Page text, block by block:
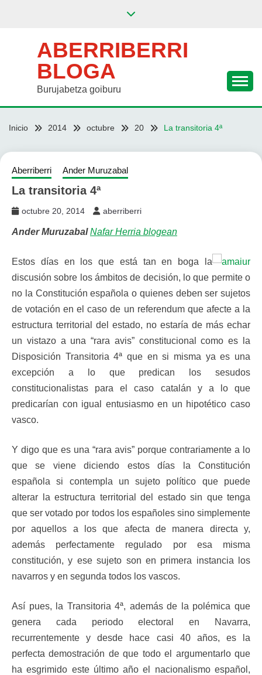
ABERRIBERRI
BLOGA
Burujabetza goiburu
Inicio 2014 octubre 20 La transitoria 4ª
Aberriberri Ander Muruzabal
La transitoria 4ª
octubre 20, 2014 aberriberri
Ander Muruzabal Nafar Herria blogean
Estos días en los que está tan en boga la
discusión sobre los ámbitos de decisión, lo que permite o
no la Constitución española o quienes deben ser sujetos
de votación en el caso de un referendum que afecte a la
estructura territorial del estado, no estaría de más echar
un vistazo a una “rara avis” constitucional como es la
Disposición Transitoria 4ª que en si misma ya es una
excepción a lo que predican los sesudos
constitucionalistas para el caso catalán y a lo que
predicarían con igual entusiasmo en un hipotético caso
vasco.
Y digo que es una “rara avis” porque contrariamente a lo
que se viene diciendo estos días la Constitución
española si contempla un sujeto político que puede
alterar la estructura territorial del estado sin que tenga
que ser votado por todos los españoles sino simplemente
por aquellos a los que afecta de manera directa y,
además perfectamente regulado por esa misma
constitución, y ese sujeto son en primera instancia los
navarros y en segunda todos los vascos.
Así pues, la Transitoria 4ª, además de la polémica que
genera cada periodo electoral en Navarra,
recurrentemente y desde hace casi 40 años, es la
perfecta demostración de que todo el argumentarlo que
ha esgrimido este último año el nacionalismo español,